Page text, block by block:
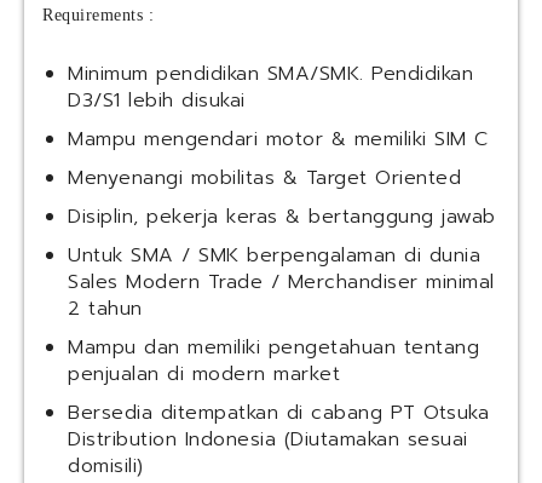
Requirements :
Minimum pendidikan SMA/SMK. Pendidikan
D3/S1 lebih disukai
Mampu mengendari motor & memiliki SIM C
Menyenangi mobilitas & Target Oriented
Disiplin, pekerja keras & bertanggung jawab
Untuk SMA / SMK berpengalaman di dunia
Sales Modern Trade / Merchandiser minimal
2 tahun
Mampu dan memiliki pengetahuan tentang
penjualan di modern market
Bersedia ditempatkan di cabang PT Otsuka
Distribution Indonesia (Diutamakan sesuai
domisili)